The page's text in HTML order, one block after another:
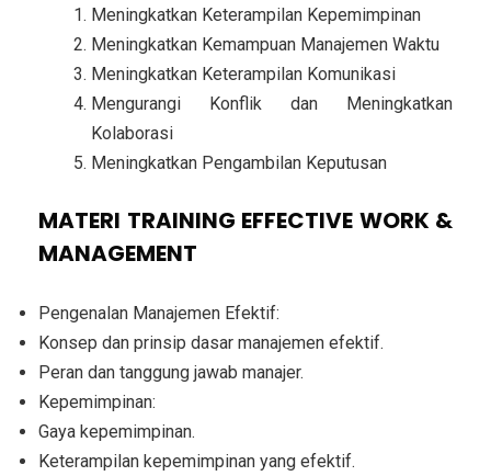
Meningkatkan Keterampilan Kepemimpinan
Meningkatkan Kemampuan Manajemen Waktu
Meningkatkan Keterampilan Komunikasi
Mengurangi Konflik dan Meningkatkan
Kolaborasi
Meningkatkan Pengambilan Keputusan
MATERI TRAINING EFFECTIVE WORK &
MANAGEMENT
Pengenalan Manajemen Efektif:
Konsep dan prinsip dasar manajemen efektif.
Peran dan tanggung jawab manajer.
Kepemimpinan:
Gaya kepemimpinan.
Keterampilan kepemimpinan yang efektif.